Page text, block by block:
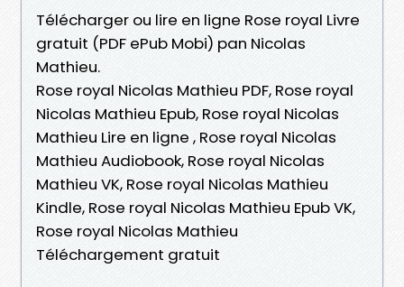
Télécharger ou lire en ligne Rose royal Livre
gratuit (PDF ePub Mobi) pan Nicolas
Mathieu.
Rose royal Nicolas Mathieu PDF, Rose royal
Nicolas Mathieu Epub, Rose royal Nicolas
Mathieu Lire en ligne , Rose royal Nicolas
Mathieu Audiobook, Rose royal Nicolas
Mathieu VK, Rose royal Nicolas Mathieu
Kindle, Rose royal Nicolas Mathieu Epub VK,
Rose royal Nicolas Mathieu
Téléchargement gratuit